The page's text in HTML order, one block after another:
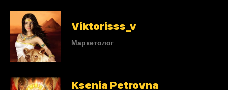
Viktorisss_v
Маркетолог
Ksenia Petrovna